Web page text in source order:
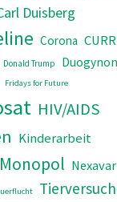
Duisberg
Corona
Donald Trump
Duogynon
Fridays for Future
HIV/AIDS
Kinderarbeit
Monopol Nexavar